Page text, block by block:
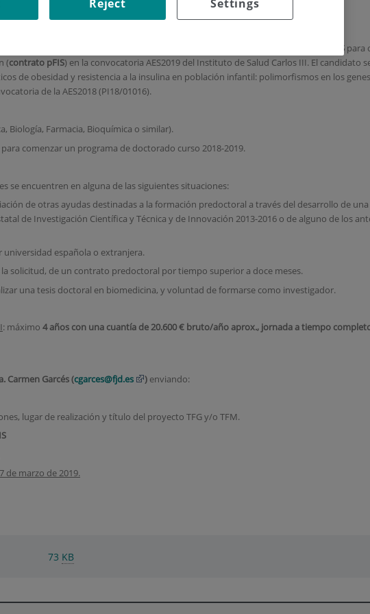
Instituto de Investigación Sanitaria Fundación Jiménez Díaz busca
CANDIDATOS para
(contrato pFIS) en la convocatoria AES2019 del Instituto de Salud Carlos III. El candidato
de obesidad y resistencia a la insulina en población infantil: polimorfismos en los
de la AES2018 (PI18/01016).
Biología, Farmacia, Bioquímica o similar).
comenzar un programa de doctorado curso 2018-2019.
se encuentren en alguna de las siguientes situaciones:
de otras ayudas destinadas a la formación predoctoral a través del desarrollo de
de Investigación Científica y Técnica y de Innovación 2013-2016 o de alguno de los
española o extranjera.
solicitud, de un contrato predoctoral por tiempo superior a doce meses.
una tesis doctoral en biomedicina, y voluntad de formarse como investigador.
: máximo 4 años con una cuantía de20.600 € bruto/año aprox., jornada a tiempo
Carmen Garcés (cgarces@fjd.es ) enviando:
lugar de realización y título del proyecto TFG y/o TFM.
de marzo de 2019.
73 KB
Settings
Reject